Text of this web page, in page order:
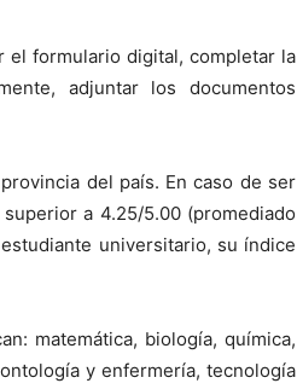
el formulario digital, completar la
adjuntar los documentos
del país. En caso de ser
a 4.25/5.00 (promediado
universitario, su índice
matemática, biología, química,
y enfermería, tecnología